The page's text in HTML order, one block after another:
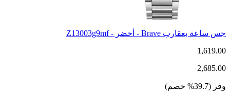
جس ساعة بعقارب Brave - أخضر - Z13003g9mf
1,619.00
2,685.00
وفر (
39.7
% خصم)